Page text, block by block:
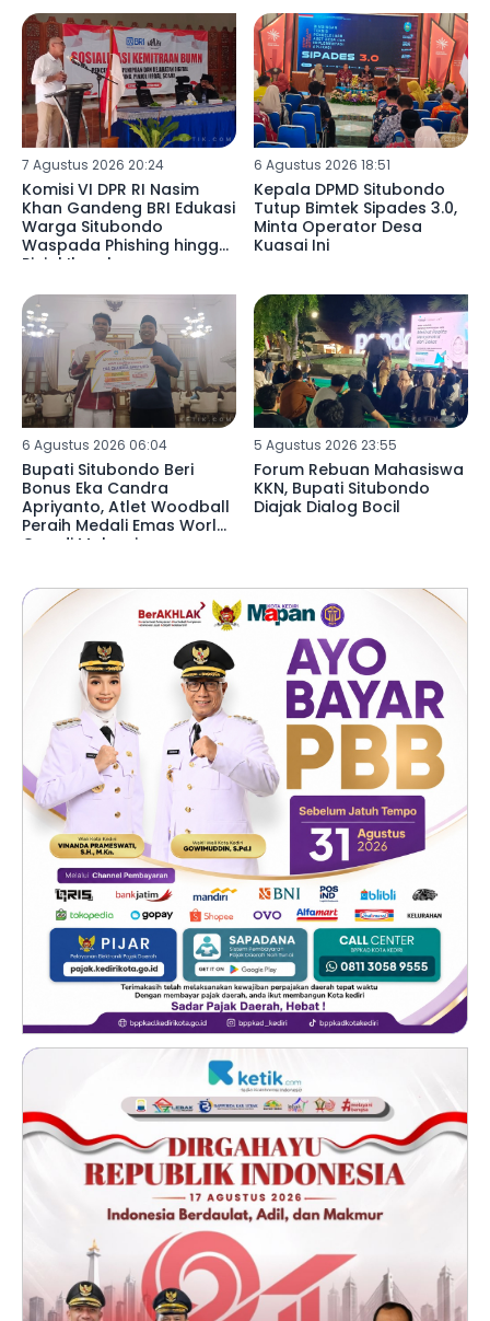
7 Agustus 2026 20:24
Komisi VI DPR RI Nasim
Khan Gandeng BRI Edukasi
Warga Situbondo
Waspada Phishing hingga
Pinjol Ilegal
6 Agustus 2026 18:51
Kepala DPMD Situbondo
Tutup Bimtek Sipades 3.0,
Minta Operator Desa
Kuasai Ini
6 Agustus 2026 06:04
Bupati Situbondo Beri
Bonus Eka Candra
Apriyanto, Atlet Woodball
Peraih Medali Emas World
Cup di Malaysia
5 Agustus 2026 23:55
Forum Rebuan Mahasiswa
KKN, Bupati Situbondo
Diajak Dialog Bocil